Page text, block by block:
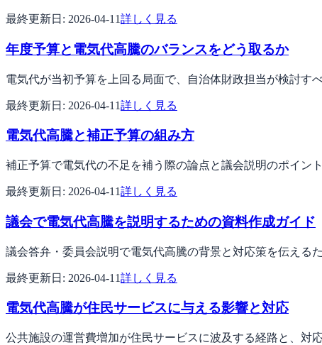
最終更新日: 2026-04-11詳しく見る
年度予算と電気代高騰のバランスをどう取るか
電気代が当初予算を上回る局面で、自治体財政担当が検討す
最終更新日: 2026-04-11詳しく見る
電気代高騰と補正予算の組み方
補正予算で電気代の不足を補う際の論点と議会説明のポイン
最終更新日: 2026-04-11詳しく見る
議会で電気代高騰を説明するための資料作成ガイド
議会答弁・委員会説明で電気代高騰の背景と対応策を伝える
最終更新日: 2026-04-11詳しく見る
電気代高騰が住民サービスに与える影響と対応
公共施設の運営費増加が住民サービスに波及する経路と、対